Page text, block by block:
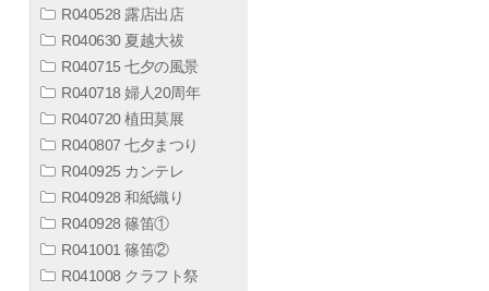
R040528 露店出店
R040630 夏越大祓
R040715 七夕の風景
R040718 婦人20周年
R040720 植田莫展
R040807 七夕まつり
R040925 カンテレ
R040928 和紙織り
R040928 篠笛①
R041001 篠笛②
R041008 クラフト祭